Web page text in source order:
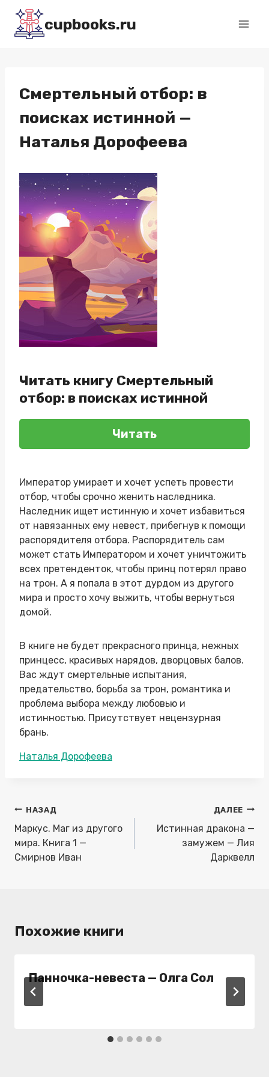
Перейти
содержимому
cupbooks.ru
Смертельный отбор: в
поисках истинной —
Наталья Дорофеева
Читать книгу Смертельный
отбор: в поисках истинной
Читать
Император умирает и хочет успеть провести
отбор, чтобы срочно женить наследника.
Наследник ищет истинную и хочет избавиться
от навязанных ему невест, прибегнув к помощи
распорядителя отбора. Распорядитель сам
может стать Императором и хочет уничтожить
всех претенденток, чтобы принц потерял право
на трон. А я попала в этот дурдом из другого
мира и просто хочу выжить, чтобы вернуться
домой.
В книге не будет прекрасного принца, нежных
принцесс, красивых нарядов, дворцовых балов.
Вас ждут смертельные испытания,
предательство, борьба за трон, романтика и
проблема выбора между любовью и
истинностью. Присутствует нецензурная
брань.
Метки
Наталья Дорофеева
Навигация
по
записям
НАЗАД
Маркус. Маг из другого
мира. Книга 1 —
Смирнов Иван
ДАЛЕЕ
Истинная дракона —
замужем — Лия
Дарквелл
Похожие книги
Панночка-невеста — Олга Сол